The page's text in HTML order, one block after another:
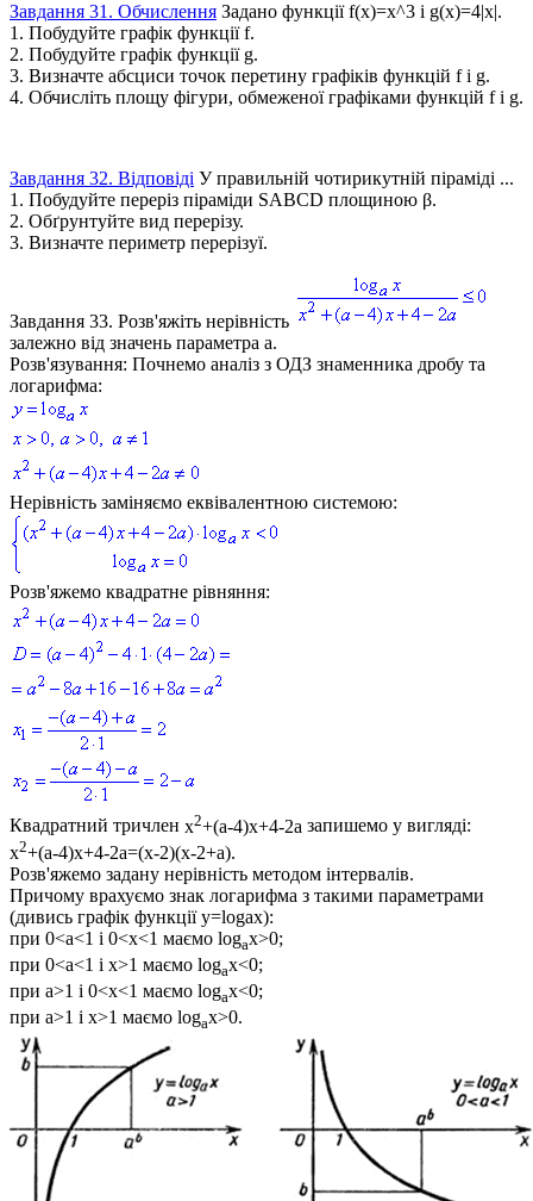
Завдання 31. Обчислення Задано функціїf(x)=x^3 і g(x)=4|x|.
1. Побудуйте графік функціїf.
2. Побудуйте графік функції g.
3. Визначте абсциси точок перетину графіків функцій fі g.
4. Обчисліть площу фігури, обмеженої графіками функцій fі g.
Завдання 32. Відповіді У правильній чотирикутній піраміді ...
1. Побудуйте переріз піраміди SABCD площиною β.
2. Обґрунтуйте вид перерізу.
3. Визначте периметр перерізуї.
Завдання 33. Розв'яжіть нерівність
залежно від значень параметра a.
Розв'язування: Почнемо аналіз з ОДЗ знаменника дробу та
логарифма:
Нерівність заміняємо еквівалентною системою:
Розв'яжемо квадратне рівняння:
Квадратний тричлен x2+(a-4)x+4-2a запишемо у вигляді:
x2+(a-4)x+4-2a=(x-2)(x-2+a).
Розв'яжемо задану нерівність методом інтервалів.
Причому врахуємо знак логарифма з такими параметрами
(дивись графік функціїy=logax):
при 0<a<1 і 0<x<1 маємо logax>0;
при 0<a<1 і x>1 маємо logax<0;
при a>1 і 0<x<1 маємо logax<0;
при a>1 і x>1 маємо logax>0.